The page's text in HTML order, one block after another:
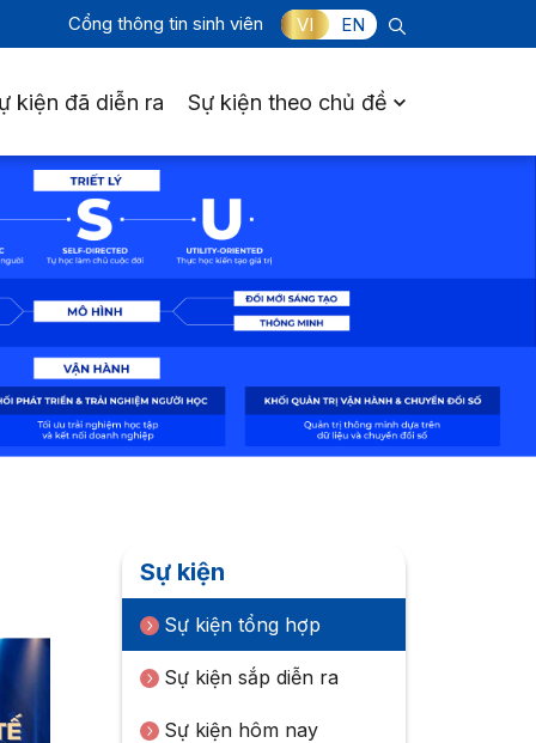
Cổng thông tin sinh viên VI EN
kiện đã diễn ra Sự kiện theo chủ đề
Sự kiện
Sự kiện tổng hợp
Sự kiện sắp diễn ra
Sự kiện hôm nay